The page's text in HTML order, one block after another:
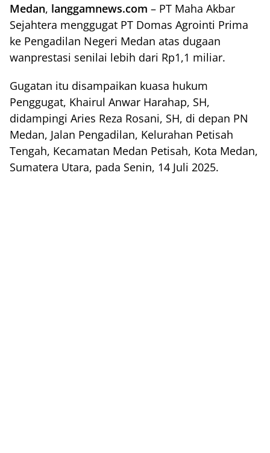
Medan, langgamnews.com – PT Maha Akbar
Sejahtera menggugat PT Domas Agrointi Prima
ke Pengadilan Negeri Medan atas dugaan
wanprestasi senilai lebih dari Rp1,1 miliar.
Gugatan itu disampaikan kuasa hukum
Penggugat, Khairul Anwar Harahap, SH,
didampingi Aries Reza Rosani, SH, di depan PN
Medan, Jalan Pengadilan, Kelurahan Petisah
Tengah, Kecamatan Medan Petisah, Kota Medan,
Sumatera Utara, pada Senin, 14 Juli 2025.